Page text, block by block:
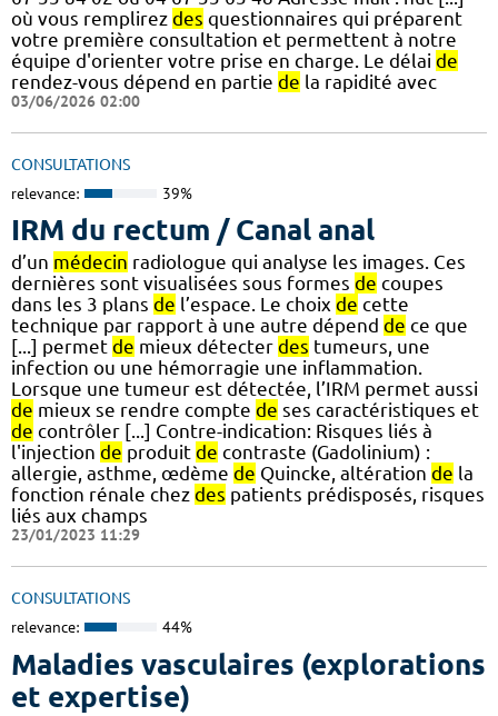
où vous remplirez des questionnaires qui préparent
votre première consultation et permettent à notre
équipe d'orienter votre prise en charge. Le délai de
rendez-vous dépend en partie de la rapidité avec
03/06/2026 02:00
CONSULTATIONS
relevance: 39%
IRM du rectum / Canal anal
d’un médecin radiologue qui analyse les images. Ces
dernières sont visualisées sous formes de coupes
dans les 3 plans de l’espace. Le choix de cette
technique par rapport à une autre dépend de ce que
[...] permet de mieux détecter des tumeurs, une
infection ou une hémorragie une inflammation.
Lorsque une tumeur est détectée, l’IRM permet aussi
de mieux se rendre compte de ses caractéristiques et
de contrôler [...] Contre-indication: Risques liés à
l'injection de produit de contraste (Gadolinium) :
allergie, asthme, œdème de Quincke, altération de la
fonction rénale chez des patients prédisposés, risques
liés aux champs
23/01/2023 11:29
CONSULTATIONS
relevance: 44%
Maladies vasculaires (explorations
et expertise)